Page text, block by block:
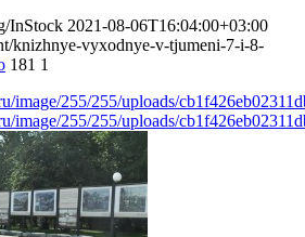
InStock 2021-08-06T16:04:00+03:00
knizhnye-vyxodnye-v-tjumeni-7-i-8-
181 1
image/255/255/uploads/
image/255/255/uploads/